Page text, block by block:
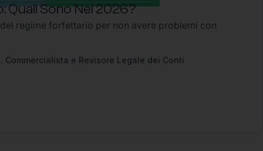
Sono Nel 2026?
regime forfettario per non avere problemi con
Commercialista e Revisore Legale dei Conti